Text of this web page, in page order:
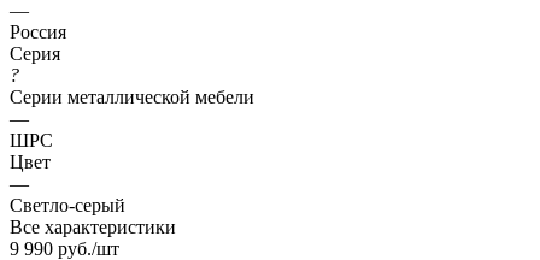
—
Россия
Серия
?
Серии металлической мебели
—
ШРС
Цвет
—
Светло-серый
Все характеристики
9 990 руб./шт